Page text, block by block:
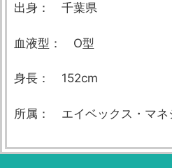
出身： 千葉県
血液型： O型
身長： 152cm
所属： エイベックス・マネ